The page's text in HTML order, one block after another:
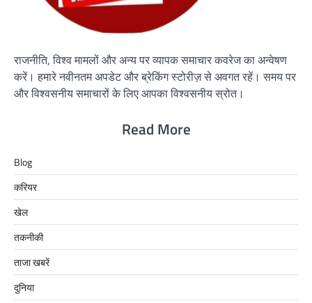
राजनीति, विश्व मामलों और अन्य पर व्यापक समाचार कवरेज का अन्वेषण
करें। हमारे नवीनतम अपडेट और ब्रेकिंग स्टोरीज़ से अवगत रहें। समय पर
और विश्वसनीय समाचारों के लिए आपका विश्वसनीय स्रोत।
Read More
Blog
करियर
खेल
तकनीकी
ताजा खबरें
दुनिया